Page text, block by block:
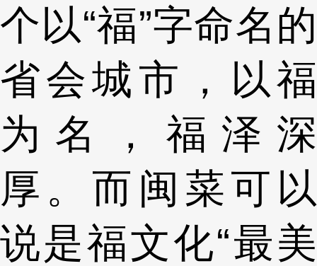
个以“福”字命名的
省会城市，以福
为名，福泽深
厚。而闽菜可以
说是福文化“最美